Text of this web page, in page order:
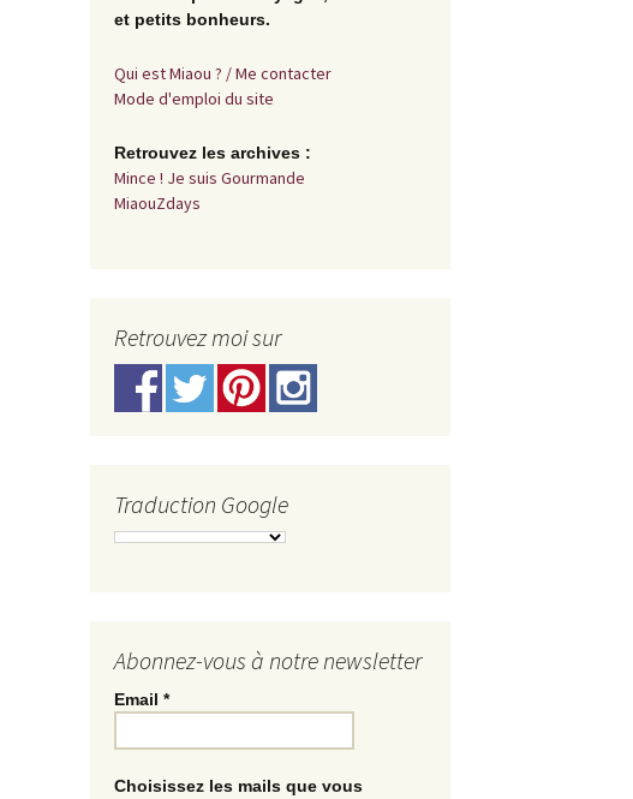
et petits bonheurs.
Qui est Miaou ? / Me contacter
Mode d'emploi du site
Retrouvez les archives :
Mince ! Je suis Gourmande
MiaouZdays
Retrouvez moi sur
Traduction Google
Abonnez-vous à notre newsletter
Email *
Choisissez les mails que vous